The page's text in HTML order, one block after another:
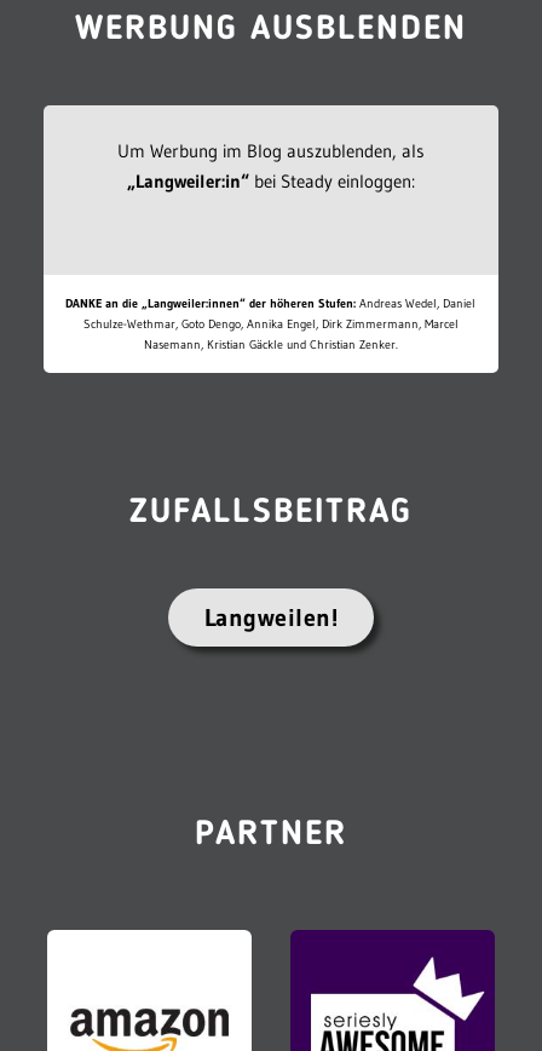
WERBUNG AUSBLENDEN
Um Werbung im Blog auszublenden, als
„Langweiler:in“bei Steady einloggen:
DANKE an die „Langweiler:innen“ der höheren Stufen: Andreas Wedel, Daniel
Schulze-Wethmar, Goto Dengo, Annika Engel, Dirk Zimmermann, Marcel
Nasemann, Kristian Gäckle und Christian Zenker.
ZUFALLSBEITRAG
Langweilen!
PARTNER